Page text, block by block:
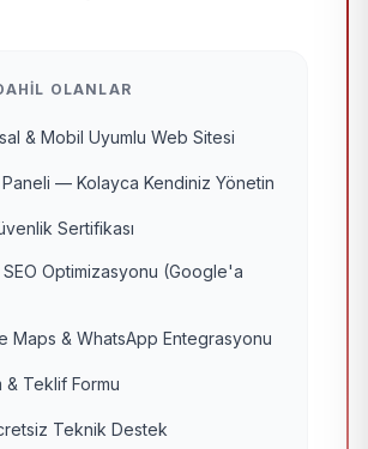
OLANLAR
& Mobil Uyumlu Web Sitesi
Paneli — Kolayca Kendiniz Yönetin
Sertifikası
SEO Optimizasyonu (Google'a
Maps & WhatsApp Entegrasyonu
& Teklif Formu
Teknik Destek